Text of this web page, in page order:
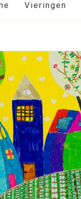
Vieringen